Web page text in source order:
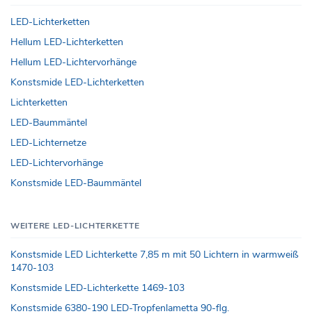
LED-Lichterketten
Hellum LED-Lichterketten
Hellum LED-Lichtervorhänge
Konstsmide LED-Lichterketten
Lichterketten
LED-Baummäntel
LED-Lichternetze
LED-Lichtervorhänge
Konstsmide LED-Baummäntel
WEITERE LED-LICHTERKETTE
Konstsmide LED Lichterkette 7,85 m mit 50 Lichtern in warmweiß
1470-103
Konstsmide LED-Lichterkette 1469-103
Konstsmide 6380-190 LED-Tropfenlametta 90-flg.